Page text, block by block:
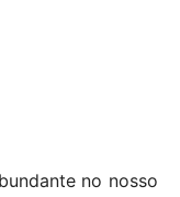
no nosso